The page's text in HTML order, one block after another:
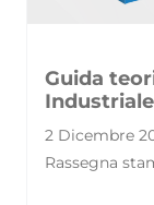
Guida
2 Dicembre
Rassegna